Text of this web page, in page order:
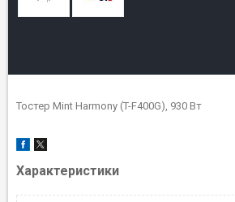
Тостер Mint Harmony (T-F400G), 930 Вт
Характеристики